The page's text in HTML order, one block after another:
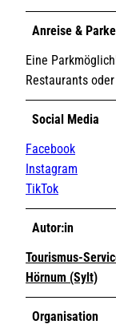
Anreise &
Eine
Restaurants
Social Media
Facebook
Instagram
TikTok
Autor:in
Tourismus-
Hörnum (Sylt)
Organisation